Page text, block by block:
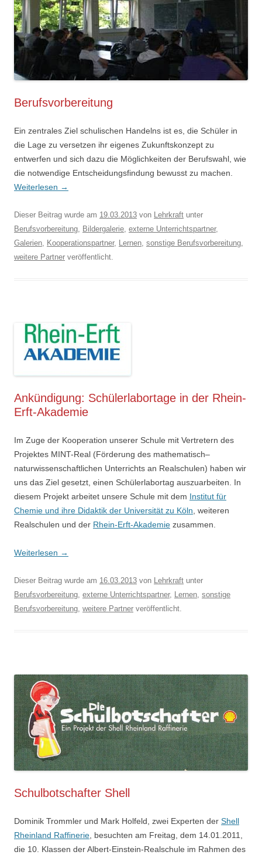
Berufsvorbereitung
Ein zentrales Ziel schulischen Handelns ist es, die Schüler in
die Lage zu versetzen ihr eigenes Zukunftskonzept zu
entwerfen und sich dazu die Möglichkeiten der Berufswahl, wie
die notwendige Entscheidungsfindung bewusst zu machen.
Weiterlesen →
Dieser Beitrag wurde am 19.03.2013 von Lehrkraft unter
Berufsvorbereitung Bildergalerie externe Unterrichtspartner,
Galerien Kooperationspartner, Lernen sonstige Berufsvorbereitung
weitere Partner veröffentlicht.
Ankündigung: Schülerlabortage in der Rhein-
Erft-Akademie
Im Zuge der Kooperation unserer Schule mit Vertretern des
Projektes MINT-Real (Förderung des mathematisch–
naturwissenschaftlichen Unterrichts an Realschulen) haben wir
uns das Ziel gesetzt, einen Schülerlabortag auszuarbeiten. In
diesem Projekt arbeitet unsere Schule mit dem Institut für
Chemie und ihre Didaktik der Universität zu Köln , weiteren
Realschulen und der Rhein-Erft-Akademie zusammen.
Weiterlesen →
Dieser Beitrag wurde am 16.03.2013 von Lehrkraft unter
Berufsvorbereitung externe Unterrichtspartner, Lernen sonstige
Berufsvorbereitung weitere Partner veröffentlicht.
Schulbotschafter Shell
Dominik Trommler und Mark Holfeld, zwei Experten der Shell
Rheinland Raffinerie, besuchten am Freitag, dem 14.01.2011,
die 10. Klassen der Albert-Einstein-Realschule im Rahmen des